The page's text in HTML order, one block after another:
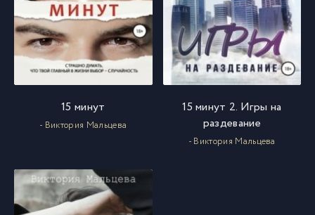
15 минут
- Виктория Мальцева
15 минут 2. Игры на
раздевание
- Виктория Мальцева